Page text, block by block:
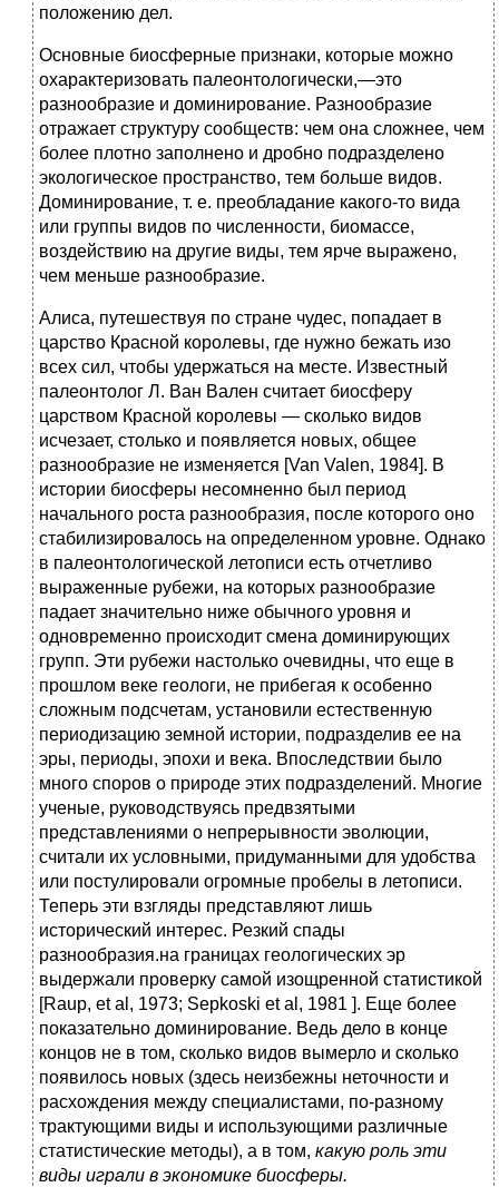
положению дел.
Основные биосферные признаки, которые можно
охарактеризовать палеонтологически,—это
разнообразие и доминирование. Разнообразие
отражает структуру сообществ: чем она сложнее, чем
более плотно заполнено и дробно подразделено
экологическое пространство, тем больше видов.
Доминирование, т. е. преобладание какого-то вида
или группы видов по численности, биомассе,
воздействию на другие виды, тем ярче выражено,
чем меньше разнообразие.
Алиса, путешествуя по стране чудес, попадает в
царство Красной королевы, где нужно бежать изо
всех сил, чтобы удержаться на месте. Известный
палеонтолог Л. Ван Вален считает биосферу
царством Красной королевы — сколько видов
исчезает, столько и появляется новых, общее
разнообразие не изменяется [Van Valen, 1984]. В
истории биосферы несомненно был период
начального роста разнообразия, после которого оно
стабилизировалось на определенном уровне. Однако
в палеонтологической летописи есть отчетливо
выраженные рубежи, на которых разнообразие
падает значительно ниже обычного уровня и
одновременно происходит смена доминирующих
групп. Эти рубежи настолько очевидны, что еще в
прошлом веке геологи, не прибегая к особенно
сложным подсчетам, установили естественную
периодизацию земной истории, подразделив ее на
эры, периоды, эпохи и века. Впоследствии было
много споров о природе этих подразделений. Многие
ученые, руководствуясь предвзятыми
представлениями о непрерывности эволюции,
считали их условными, придуманными для удобства
или постулировали огромные пробелы в летописи.
Теперь эти взгляды представляют лишь
исторический интерес. Резкий спады
разнообразия.на границах геологических эр
выдержали проверку самой изощренной статистикой
[Raup, et al, 1973; Sepkoski et al, 1981 ]. Еще более
показательно доминирование. Ведь дело в конце
концов не в том, сколько видов вымерло и сколько
появилось новых (здесь неизбежны неточности и
расхождения между специалистами, по-разному
трактующими виды и использующими различные
статистические методы), а в том, какую роль эти
виды играли в экономике биосферы.